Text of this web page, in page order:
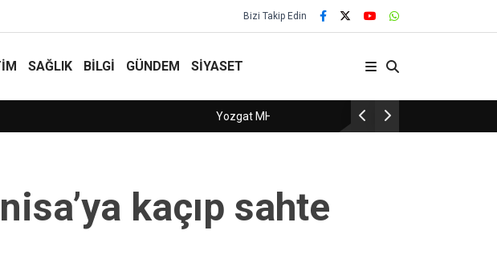
Bizi Takip Edin
SAĞLIK BİLGİ GÜNDEM SİYASET
Suriye’de iki otobüs kafa kafaya çarpıştı: 35
kaçıp sahte